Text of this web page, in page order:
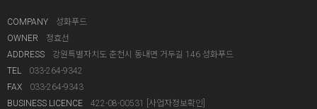
COMPANY
성화푸드
OWNER
정효선
ADDRESS
강원특별자치도 춘천시 동내면 거두길 146 성화푸드
TEL
033-264-9342
FAX
033-264-9343
BUSINESS LICENCE
422-08-00531
[사업자정보확인]